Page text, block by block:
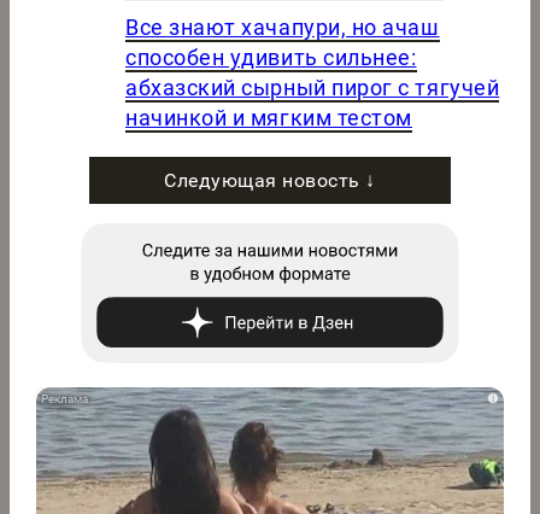
Все знают хачапури, но ачаш
способен удивить сильнее:
абхазский сырный пирог с тягучей
начинкой и мягким тестом
Следующая новость ↓
i